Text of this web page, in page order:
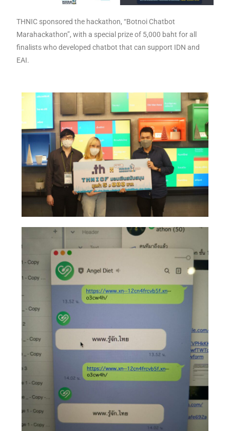
THNIC sponsored the hackathon, “Botnoi Chatbot
Marahackathon”, with a special prize of 5,000 baht for all
finalists who developed chatbot that can support IDN and
EAI.